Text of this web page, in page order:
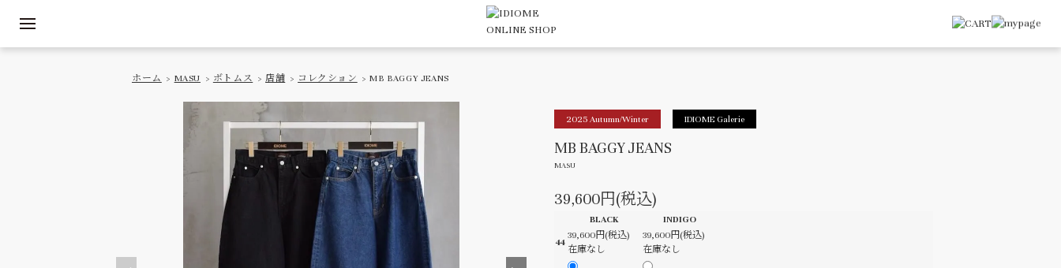
ホーム > MASU > ボトムス > 店舗 > コレクション > MB BAGGY JEANS
2025 Autumn/Winter IDIOME Galerie
MB BAGGY JEANS
MASU
39,600円(税込)
BLACK INDIGO
44
39,600円(税込)
在庫なし
39,600円(税込)
在庫なし